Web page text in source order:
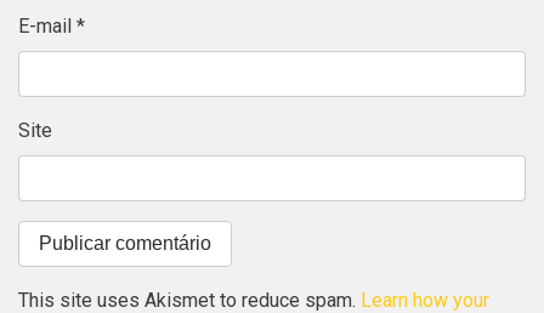
E-mail *
Site
This site uses Akismet to reduce spam. Learn how your